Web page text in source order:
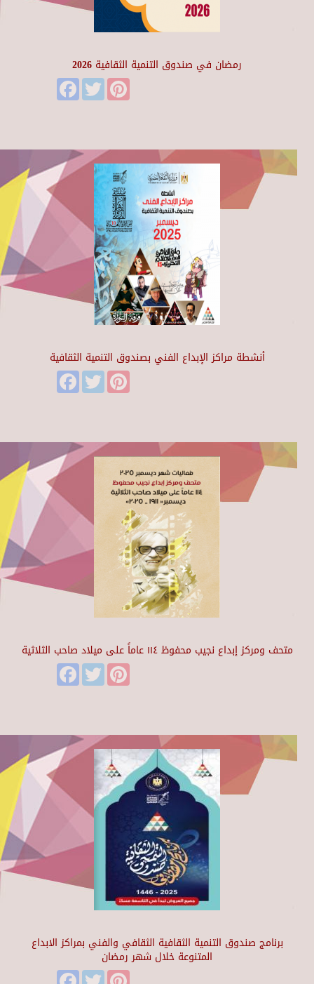
رمضان في صندوق التنمية الثقافية 2026
FacebookTwitter
أنشطة مراكز الإبداع الفني بصندوق التنمية الثقافية
FacebookTwitter
متحف ومركز إبداع نجيب محفوظ ١١٤ عاماً على ميلاد صاحب الثلاثية
FacebookTwitter
برنامج صندوق التنمية الثقافية الثقافي والفني بمراكز الابداع
المتنوعة خلال شهر رمضان
FacebookTwitter